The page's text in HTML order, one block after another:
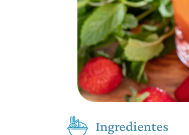
Ingredientes